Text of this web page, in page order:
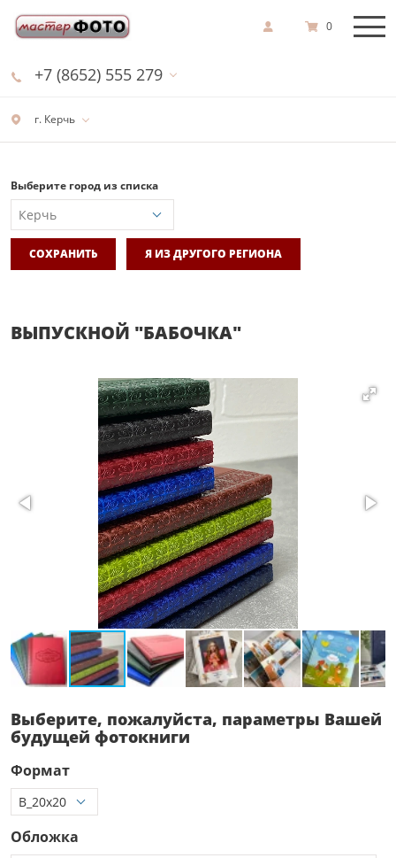
г. Керчь
+7 (8652) 555 279
0
Выберите город из списка
СОХРАНИТЬ Я ИЗ ДРУГОГО РЕГИОНА
ВЫПУСКНОЙ "БАБОЧКА"
Выберите, пожалуйста, параметры Вашей
будущей фотокниги
Формат
Обложка